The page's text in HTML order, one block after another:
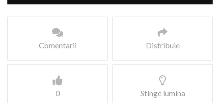
Comentarii Distribuie
0 Stinge lumina